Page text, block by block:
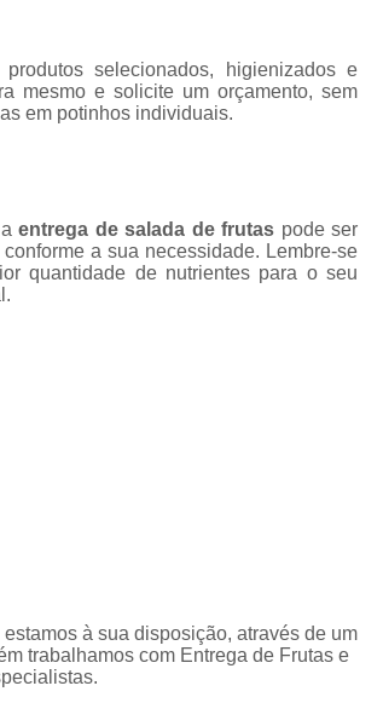
Distribuidora de Frutas Congeladas
Fornecedor de Frutas Congeladas
de Frutas Congeladas
Polpa de
Delivery Frutas Cortadas
Frutas
Empresa de Kit Lanche
Kit Lanche
Kit Lanche Empresarial
selecionados, higienizados e
mesmo e solicite um orçamento, sem
em potinhos individuais.
entrega de salada de frutas pode ser
a sua necessidade. Lembre-se
quantidade de nutrientes para o seu
à sua disposição, através de um
trabalhamos com Entrega de Frutas e